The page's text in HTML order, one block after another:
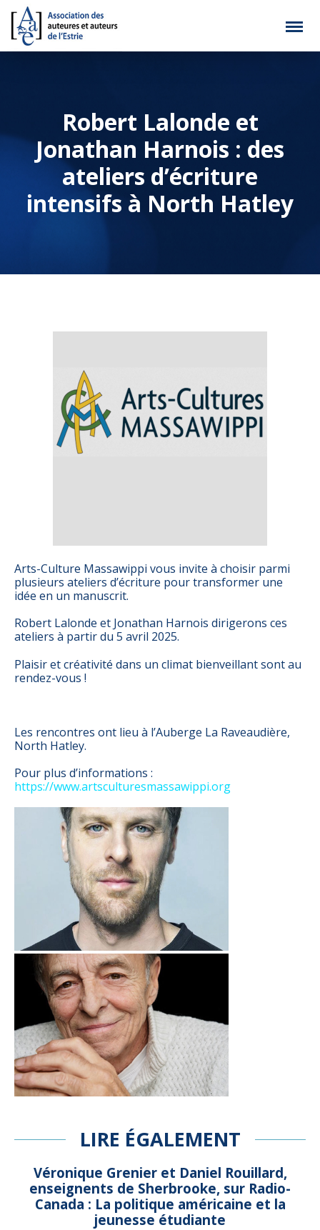
Robert Lalonde et
Jonathan Harnois : des
ateliers d’écriture
intensifs à North Hatley
Arts-Culture Massawippi vous invite à choisir parmi
plusieurs ateliers d’écriture pour transformer une
idée en un manuscrit.
Robert Lalonde et Jonathan Harnois dirigerons ces
ateliers à partir du 5 avril 2025.
Plaisir et créativité dans un climat bienveillant sont au
rendez-vous !
Les rencontres ont lieu à l’Auberge La Raveaudière,
North Hatley.
Pour plus d’informations :
https://www.artsculturesmassawippi.org
LIRE ÉGALEMENT
Véronique Grenier et Daniel Rouillard,
enseignents de Sherbrooke, sur Radio-
Canada : La politique américaine et la
jeunesse étudiante